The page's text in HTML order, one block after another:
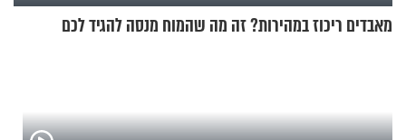
מאבדים ריכוז במהירות? זה מה שהמוח מנסה להגיד לכם